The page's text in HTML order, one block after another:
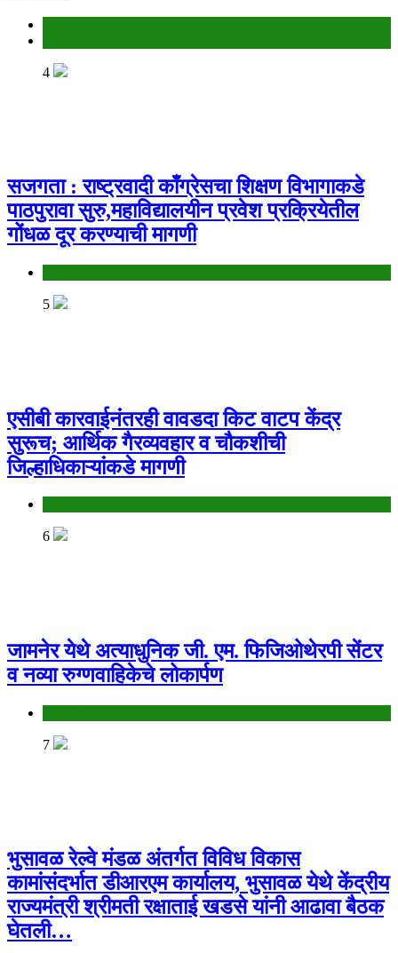
4
सजगता : राष्ट्रवादी काँग्रेसचा शिक्षण विभागाकडे
पाठपुरावा सुरु,महाविद्यालयीन प्रवेश प्रक्रियेतील
गोंधळ दूर करण्याची मागणी
5
एसीबी कारवाईनंतरही वावडदा किट वाटप केंद्र
सुरूच; आर्थिक गैरव्यवहार व चौकशीची
जिल्हाधिकाऱ्यांकडे मागणी
6
जामनेर येथे अत्याधुनिक जी. एम. फिजिओथेरपी सेंटर
व नव्या रुग्णवाहिकेचे लोकार्पण
7
भुसावळ रेल्वे मंडळ अंतर्गत विविध विकास
कामांसंदर्भात डीआरएम कार्यालय, भुसावळ येथे केंद्रीय
राज्यमंत्री श्रीमती रक्षाताई खडसे यांनी आढावा बैठक
घेतली…